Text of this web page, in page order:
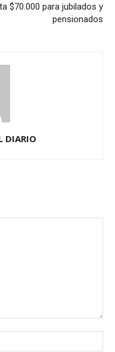
$70.000 para jubilados y
pensionados
DIARIO